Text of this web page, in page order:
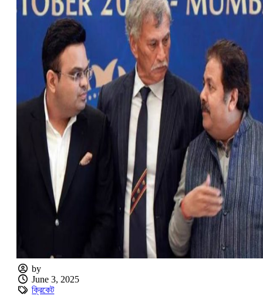
by
June 3, 2025
ক্রিকেট